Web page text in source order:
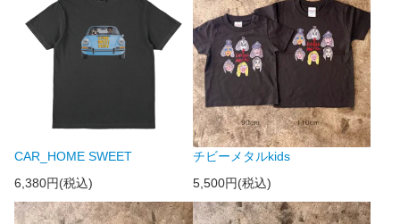
CAR_HOME SWEET
6,380円(税込)
チビーメタルkids
5,500円(税込)